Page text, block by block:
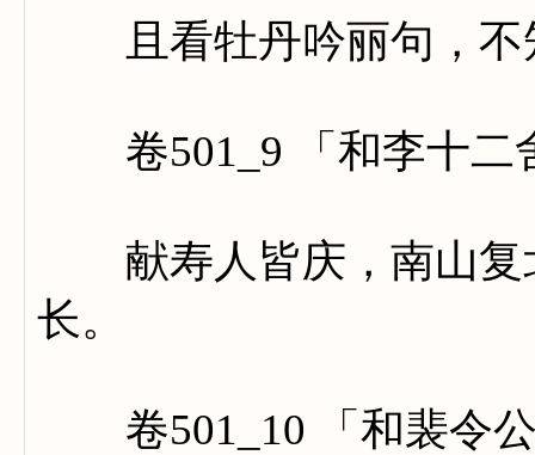
且看牡丹吟丽句，不
卷501_9 「和李十二
献寿人皆庆，南山复
长。
卷501_10 「和裴令公